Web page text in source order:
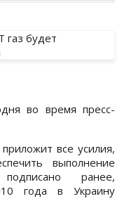
во время пресс-
все усилия,
выполнение
ранее,
года в Украину